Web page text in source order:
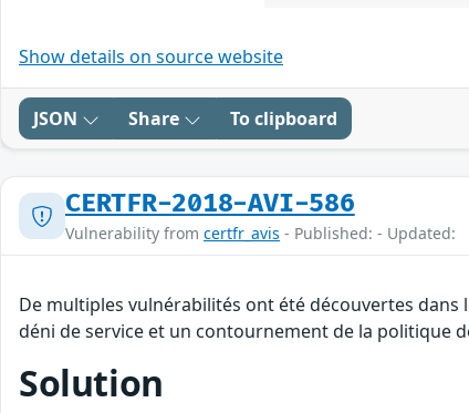
Show details on source website
JSON Share To clipboard
CERTFR-2018-AVI-586
Vulnerability from certfr_avis - Published: - Updated:
De multiples vulnérabilités ont été découvertes
déni de service et un contournement de la politique
Solution